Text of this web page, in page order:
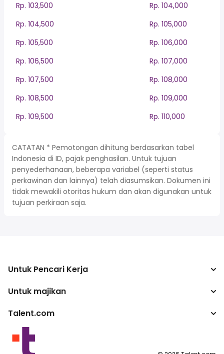
Rp. 103,500
Rp. 104,000
Rp. 104,500
Rp. 105,000
Rp. 105,500
Rp. 106,000
Rp. 106,500
Rp. 107,000
Rp. 107,500
Rp. 108,000
Rp. 108,500
Rp. 109,000
Rp. 109,500
Rp. 110,000
CATATAN * Pemotongan dihitung berdasarkan tabel
Indonesia di ID, pajak penghasilan. Untuk tujuan
penyederhanaan, beberapa variabel (seperti status
perkawinan dan lainnya) telah diasumsikan. Dokumen ini
tidak mewakili otoritas hukum dan akan digunakan untuk
tujuan perkiraan saja.
Untuk Pencari Kerja
Mencari pekerjaan
Untuk majikan
Perusahaan
program penerbit
Talent.com
Lebih banyak negara
Ketentuan Layanan